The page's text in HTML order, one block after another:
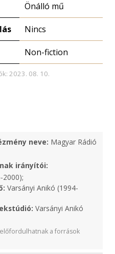
Önálló mű
Nincs
Non-fiction
2023. 08. 10.
neve: Magyar Rádió
irányítói:
2000);
Varsányi Anikó (1994-
Varsányi Anikó
a források